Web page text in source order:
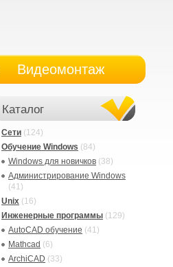
Видеомонтаж
Каталог
Сети (124)
Обучение Windows (84)
Windows для новичков (38)
Администрирование Windows
(41)
Unix (16)
Инженерные программы (129)
AutoCAD обучение (41)
Mathcad (6)
ArchiCAD (33)